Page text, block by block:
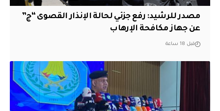
مصدر للرشيد: رفع جزئي لحالة الإنذار القصوى “ج”
عن جهاز مكافحة الإرهاب
قبل 18 ساعة